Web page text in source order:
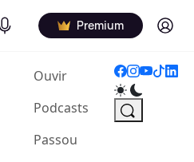
Podcasts Premium Log in
Ouvir(current)
Podcasts
Passou